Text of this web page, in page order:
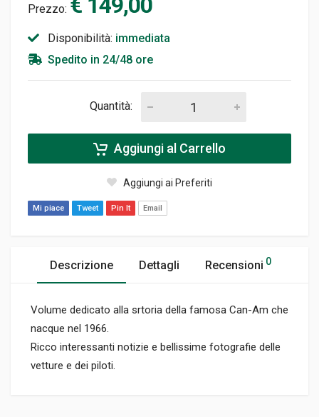
Prezzo:
Disponibilità: immediata
Spedito in 24/48 ore
Quantità:
Aggiungi al Carrello
Aggiungi ai Preferiti
Mi piace Tweet Pin It Email
Descrizione Dettagli Recensioni 0
Volume dedicato alla srtoria della famosa Can-Am che
nacque nel 1966.
Ricco interessanti notizie e bellissime fotografie delle
vetture e dei piloti.